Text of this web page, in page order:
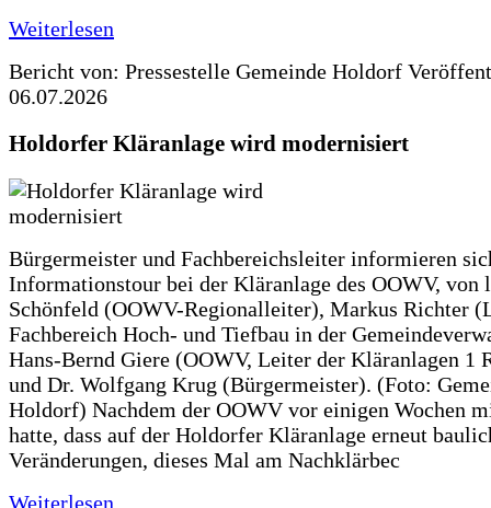
Weiterlesen
Bericht von: Pressestelle Gemeinde Holdorf
06.07.2026
Holdorfer Kläranlage wird modernisiert
Bürgermeister und Fachbereichsleiter informieren
Informationstour bei der Kläranlage des OOWV, von
Schönfeld (OOWV-Regionalleiter), Markus Richter
Fachbereich Hoch- und Tiefbau in der
Hans-Bernd Giere (OOWV, Leiter der Kläranlagen 1
und Dr. Wolfgang Krug (Bürgermeister). (Foto:
Holdorf) Nachdem der OOWV vor einigen Wochen
hatte, dass auf der Holdorfer Kläranlage erneut
Veränderungen, dieses Mal am Nachklärbec
Weiterlesen